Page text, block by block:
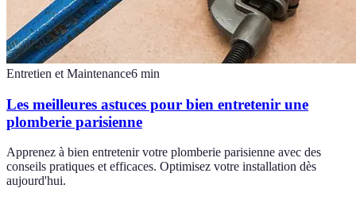
Entretien et Maintenance6 min
Les meilleures astuces pour bien entretenir une
plomberie parisienne
Apprenez à bien entretenir votre plomberie parisienne avec des
conseils pratiques et efficaces. Optimisez votre installation dès
aujourd'hui.